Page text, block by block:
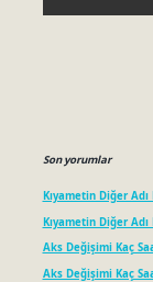
Son yorumlar
Kıyametin Diğer
Kıyametin Diğer
Aks Değişimi Kaç
Aks Değişimi Kaç